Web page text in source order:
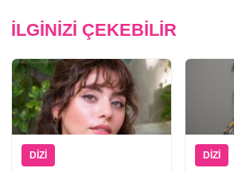
İLGINIZI ÇEKEBILIR
DIZI DIZI